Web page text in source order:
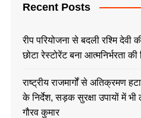
Recent Posts
रीप परियोजना से बदली रश्मि देवी
छोटा रेस्टोरेंट बना आत्मनिर्भरता की
राष्ट्रीय राजमार्गों से अतिक्रमण
के निर्देश, सड़क सुरक्षा उपायों में भी
गौरव कुमार